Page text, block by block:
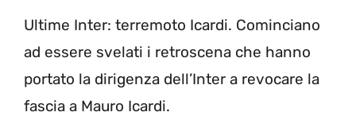
Ultime Inter: terremoto Icardi. Cominciano
ad essere svelati i retroscena che hanno
portato la dirigenza dell’Inter a revocare la
fascia a Mauro Icardi.